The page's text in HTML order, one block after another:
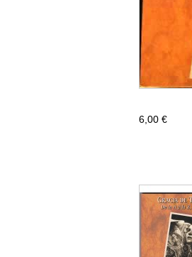
6,00 €